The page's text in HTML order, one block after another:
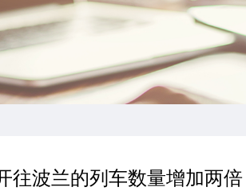
往波兰的列车数量增加两倍